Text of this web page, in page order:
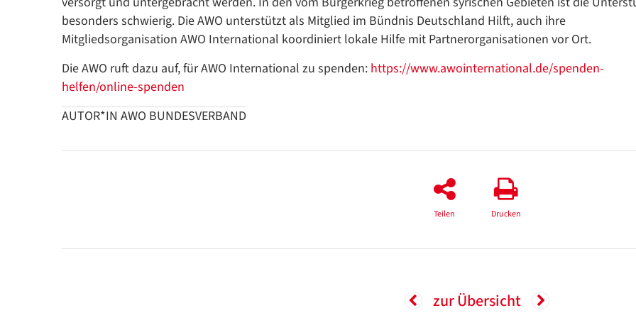
besonders schwierig. Die AWO unterstützt als Mitglied im Bündnis Deutschland Hilft, auch ihre
Mitgliedsorganisation AWO International koordiniert lokale Hilfe mit Partnerorganisationen vor Ort.
Die AWO ruft dazu auf, für AWO International zu spenden: https://www.awointernational.de/spenden-
helfen/online-spenden
AUTOR*IN AWO BUNDESVERBAND
Teilen Drucken
zur Übersicht